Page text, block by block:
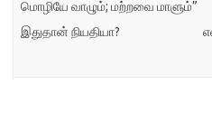
மொழியே வாழும்; மற்றவை மாளும்”
இதுதான் நியதியா?